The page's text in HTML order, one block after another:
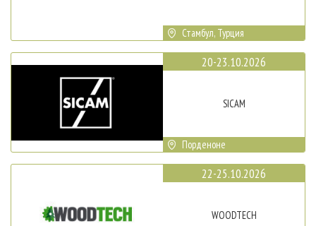
Стамбул, Турция
20-23.10.2026
SICAM
Порденоне
22-25.10.2026
WOODTECH